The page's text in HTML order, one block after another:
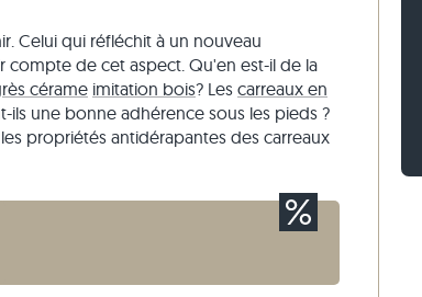
Celui qui réfléchit à un nouveau
de cet aspect. Qu'en est-il de la
cérame imitation bois? Les carreaux en
une bonne adhérence sous les pieds ?
propriétés antidérapantes des carreaux